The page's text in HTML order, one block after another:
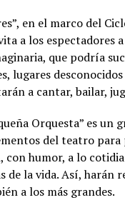
en el marco del
a los espectadores
que podría
lugares
a cantar, bailar,
Orquesta” es un
del teatro para
con humor, a lo
de la vida. Así, harán
a los más grandes.